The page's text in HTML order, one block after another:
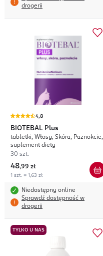
drogerii
4,8
BIOTEBAL Plus
tabletki, Włosy, Skóra, Paznokcie,
suplement diety
30 szt.
48,99 zł
1 szt. = 1,63 zł
Niedostępny online
Sprawdź dostępność w
drogerii
TYLKO U NAS